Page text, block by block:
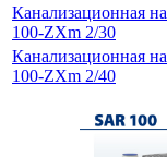
Канализационная
100-ZXm 2/30
Канализационная
100-ZXm 2/40